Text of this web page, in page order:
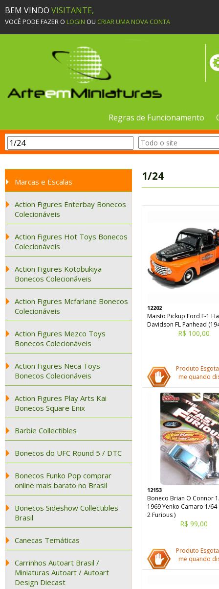
BEM VINDO VISITANTE,
VOCÊ PODE FAZER O LOGIN OU CRIAR UMA NOVA CONTA
Regras de Funcionamento
Marcas e Escalas
Action Figures Enterbay Bonecos
Colecionáveis
Action Figures Hot Toys Bonecos
Colecionáveis
Action Figures Kotobukiya
Bonecos Colecionáveis
Action Figures Mcfarlane Bonecos
Colecionáveis
Action Figures Mezco Toys
Bonecos Colecionáveis
Action Figures Neca Toys
Bonecos Colecionáveis
Action Figures Play Arts Kai
Bonecos Square Enix
Barbie Collectibles
Bonecos do UFC Round 5 / DTC
Bonecos Funko Pop comprar
online mais barato no Brasil
Bonecos Sideshow Collectibles
Brasil
Canecas Temáticas
Carrinhos Autoart Brasil /
Miniaturas Autoart / Autoart
Design Diecast
1/24
12202
Maisto Pickup Ford F-1
Davidson FL Panhead
R$ 100,00
Produto
me quando
12153
Boneco Brian O Connor
1969 Yenko Camaro 1/64
2 Furious )
R$ 99,00
Produto
me quando